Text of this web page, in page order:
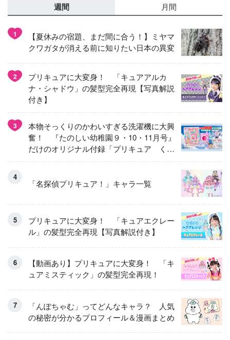
週間 月間
1
【夏休みの宿題、まだ間に合う！】ミヤマ
クワガタが消える前に知りたい日本の異変
2
プリキュアに大変身！ 「キュアアルカ
ナ・シャドウ」の髪型完全再現【写真解説
付き】
3
本物そっくりのかわいすぎる洗濯機に大興
奮！ 『たのしい幼稚園９・10・11月号』
だけのオリジナル付録「プリキュア くる
くるせんたくき」
「名探偵プリキュア！」キャラ一覧
プリキュアに大変身！ 「キュアエクレー
ル」の髪型完全再現【写真解説付き】
【動画あり】プリキュアに大変身！ 「キ
ュアミスティック」の髪型完全再現！
「んぽちゃむ」ってどんなキャラ？ 人気
の秘密が分かるプロフィール＆漫画まとめ